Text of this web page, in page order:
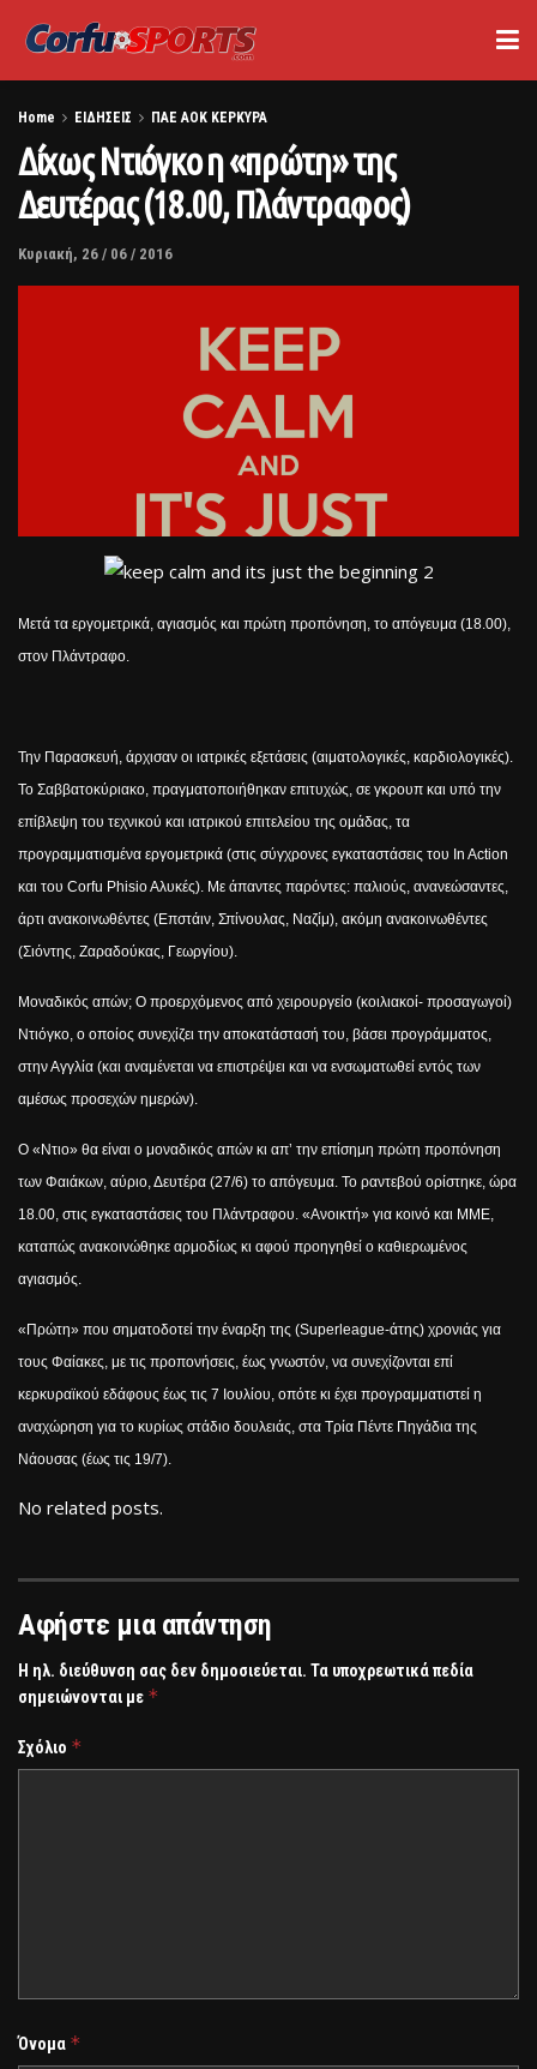
Home ΕΙΔΗΣΕΙΣ ΠΑΕ ΑΟΚ ΚΕΡΚΥΡΑ
Δίχως Ντιόγκο η «πρώτη» της
Δευτέρας (18.00, Πλάντραφος)
Κυριακή, 26 / 06 / 2016
Μετά τα εργομετρικά, αγιασμός και πρώτη προπόνηση, το απόγευμα (18.00),
στον Πλάντραφο.
Την Παρασκευή, άρχισαν οι ιατρικές εξετάσεις (αιματολογικές, καρδιολογικές).
Το Σαββατοκύριακο, πραγματοποιήθηκαν επιτυχώς, σε γκρουπ και υπό την
επίβλεψη του τεχνικού και ιατρικού επιτελείου της ομάδας, τα
προγραμματισμένα εργομετρικά (στις σύγχρονες εγκαταστάσεις του In Action
και του Corfu PhisioAλυκές). Με άπαντες παρόντες: παλιούς, ανανεώσαντες,
άρτι ανακοινωθέντες (Επστάιν, Σπίνουλας, Ναζίμ), ακόμη ανακοινωθέντες
(Σιόντης, Ζαραδούκας, Γεωργίου).
Μοναδικός απών; Ο προερχόμενος από χειρουργείο (κοιλιακοί- προσαγωγοί)
Ντιόγκο, ο οποίος συνεχίζει την αποκατάστασή του, βάσει προγράμματος,
στην Αγγλία (και αναμένεται να επιστρέψει και να ενσωματωθεί εντός των
αμέσως προσεχών ημερών).
Ο «Ντιο» θα είναι ο μοναδικός απών κι απ’ την επίσημη πρώτη προπόνηση
των Φαιάκων, αύριο, Δευτέρα (27/6) το απόγευμα. Το ραντεβού ορίστηκε, ώρα
18.00, στις εγκαταστάσεις του Πλάντραφου. «Ανοικτή» για κοινό και ΜΜΕ,
καταπώς ανακοινώθηκε αρμοδίως κι αφού προηγηθεί ο καθιερωμένος
αγιασμός.
«Πρώτη» που σηματοδοτεί την έναρξη της (Superleague-άτης) χρονιάς για
τους Φαίακες, με τις προπονήσεις, έως γνωστόν, να συνεχίζονται επί
κερκυραϊκού εδάφους έως τις 7 Ιουλίου, οπότε κι έχει προγραμματιστεί η
αναχώρηση για το κυρίως στάδιο δουλειάς, στα Τρία Πέντε Πηγάδια της
Νάουσας (έως τις 19/7).
No related posts.
Αφήστε μια απάντηση
Η ηλ. διεύθυνση σας δεν δημοσιεύεται. Τα υποχρεωτικά πεδία
σημειώνονται με *
Σχόλιο *
Όνομα *